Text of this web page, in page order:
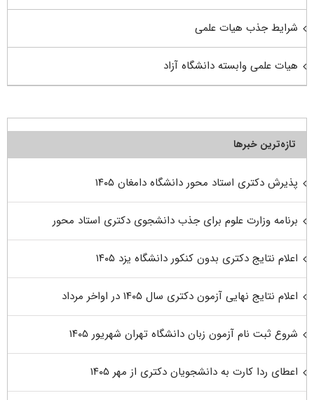
شرایط جذب هیات علمی
هیات علمی وابسته دانشگاه آزاد
تازه‌ترین خبرها
پذیرش دکتری استاد محور دانشگاه دامغان ۱۴۰۵
برنامه وزارت علوم برای جذب دانشجوی دکتری استاد محور
اعلام نتایج دکتری بدون کنکور دانشگاه یزد ۱۴۰۵
اعلام نتایج نهایی آزمون دکتری سال ۱۴۰۵ در اواخر مرداد
شروع ثبت نام آزمون زبان دانشگاه تهران شهریور ۱۴۰۵
اعطای ردا کارت به دانشجویان دکتری از مهر ۱۴۰۵